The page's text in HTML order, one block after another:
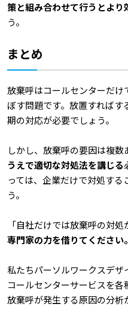
策と組み合わせて行うとより
う。
まとめ
放棄呼はコールセンターだ
ぼす問題です。放置すれば
期の対応が必要でしょう。
しかし、放棄呼の要因は複数
うえで適切な対処法を講じる
っては、企業だけで対処す
う。
「自社だけでは放棄呼の対
専門家の力を借りてください。
私たちパーソルワークスデ
コールセンターサービスを各
放棄呼が発生する原因の分